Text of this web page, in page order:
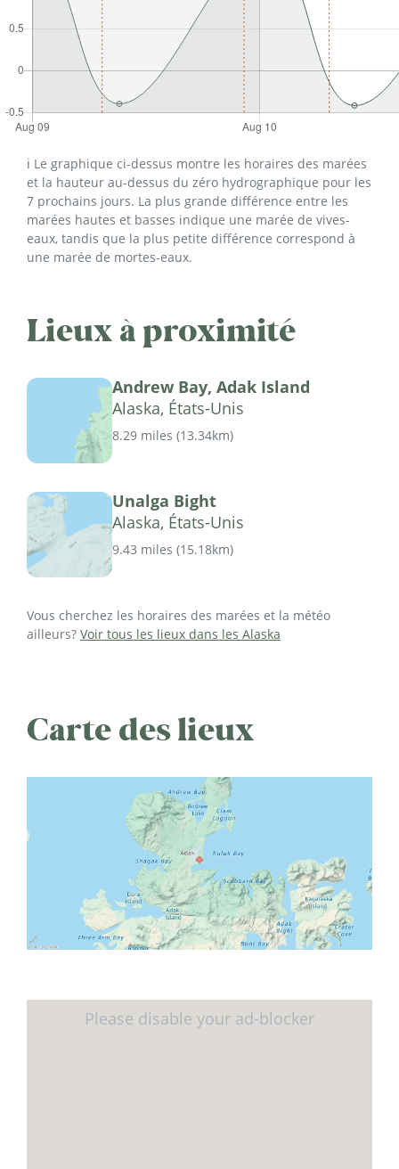
ℹ️ Le graphique ci-dessus montre les horaires des marées
et la hauteur au-dessus du zéro hydrographique pour les
7 prochains jours. La plus grande différence entre les
marées hautes et basses indique une marée de vives-
eaux, tandis que la plus petite différence correspond à
une marée de mortes-eaux.
Lieux à proximité
Andrew Bay, Adak Island
Alaska, États-Unis
8.29 miles (13.34km)
Unalga Bight
Alaska, États-Unis
9.43 miles (15.18km)
Vous cherchez les horaires des marées et la météo
ailleurs? Voir tous les lieux dans les Alaska
Carte des lieux